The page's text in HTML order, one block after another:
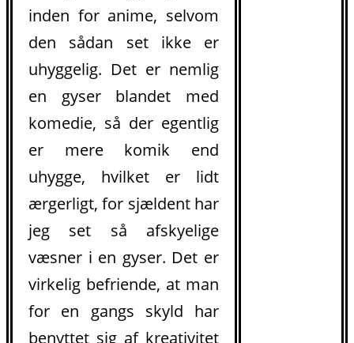
inden for anime, selvom
den sådan set ikke er
uhyggelig. Det er nemlig
en gyser blandet med
komedie, så der egentlig
er mere komik end
uhygge, hvilket er lidt
ærgerligt, for sjældent har
jeg set så afskyelige
væsner i en gyser. Det er
virkelig befriende, at man
for en gangs skyld har
benyttet sig af kreativitet